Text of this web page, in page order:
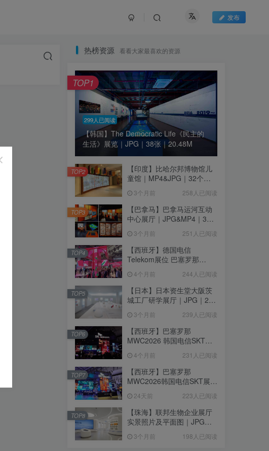
发布
热榜资源 看看大家最喜欢的资源
299人已阅读
【韩国】The Democratic Life《民主的
生活》展览｜JPG｜38张｜20.48M
TOP1
【印度】比哈尔邦博物馆儿
童馆｜MP4&JPG｜32个｜
3个月前 258人已阅读
TOP2
【巴拿马】巴拿马运河互动
中心展厅｜JPG&MP4｜39
3个月前 251人已阅读
TOP3
【西班牙】德国电信
Telekom展位 巴塞罗那
｜77.42M
4个月前 244人已阅读
TOP4
【日本】日本资生堂大阪茨
城工厂研学展厅｜JPG｜26
3个月前 239人已阅读
TOP5
【西班牙】巴塞罗那
MWC2026 韩国电信SKT展
105.67M
4个月前 231人已阅读
TOP6
【西班牙】巴塞罗那
MWC2026韩国电信SKT展台
个｜16.51M
24天前 223人已阅读
TOP7
【珠海】联邦生物企业展厅
实景照片及平面图｜JPG｜
3个月前 198人已阅读
TOP8